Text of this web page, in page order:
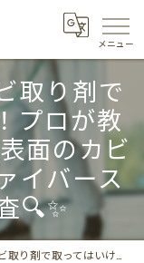
取り剤で
プロが教
面のカビ
イバース
🔍✨
見分け方｜表面のカビと壁内部のカビをファイバースコープで徹底調査🔍✨